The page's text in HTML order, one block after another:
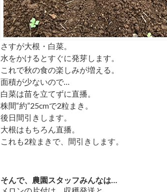
さすが大根・白菜。
水をかけるとすぐに発芽します。
これで秋の食の楽しみが増える。
面積が少ないので…
白菜は苗を立てずに直播。
株間“約”25cmで2粒まき。
後日間引きします。
大根はもちろん直播。
これも2粒まきで、間引きします。
そんで、農園スタッフみんなは…